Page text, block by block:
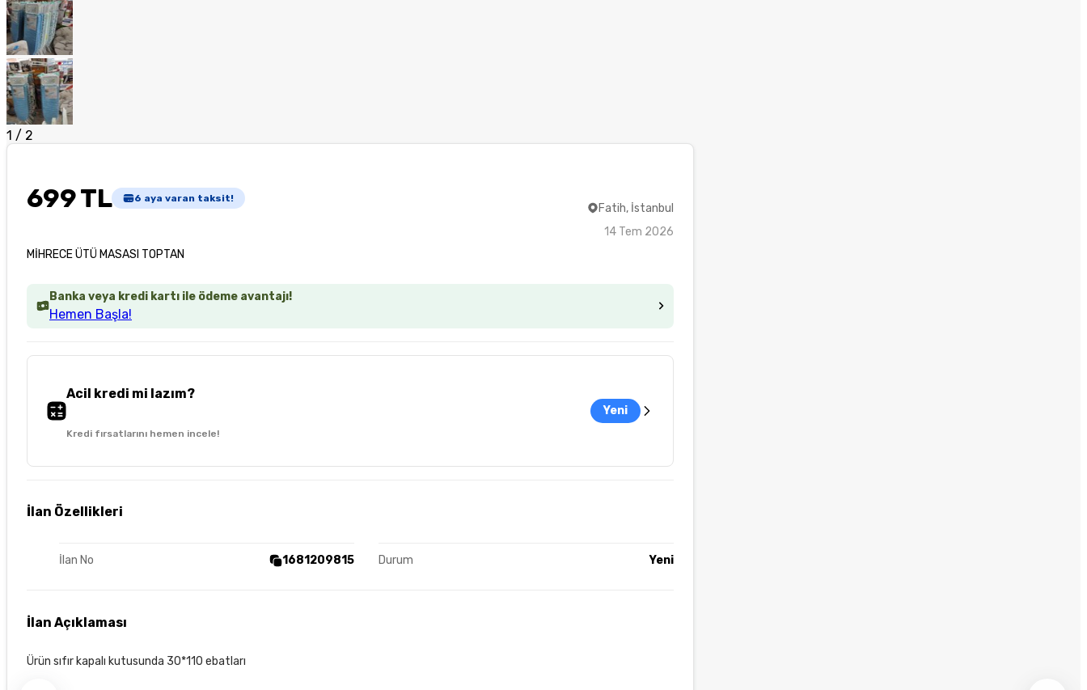
1 / 2
699 TL 6 aya varan taksit!
MİHRECE ÜTÜ MASASI TOPTAN
Fatih, İstanbul
14 Tem 2026
Banka veya kredi kartı ile ödeme avantajı!
Hemen Başla!
Acil kredi mi lazım?
Kredi fırsatlarını hemen incele!
Yeni
İlan Özellikleri
İlan No 1681209815 Durum Yeni
İlan Açıklaması
Ürün sıfır kapalı kutusunda 30*110 ebatları